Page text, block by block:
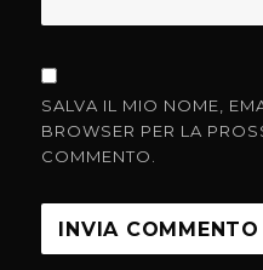
SALVA IL MIO NOME,
BROWSER PER LA
COMMENTO.